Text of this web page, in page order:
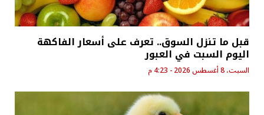
قبل ما تنزل السوق.. تعرف على أسعار الفاكهة
اليوم السبت في العبور
السبت، 8 أغسطس 2026 - 4:23 م